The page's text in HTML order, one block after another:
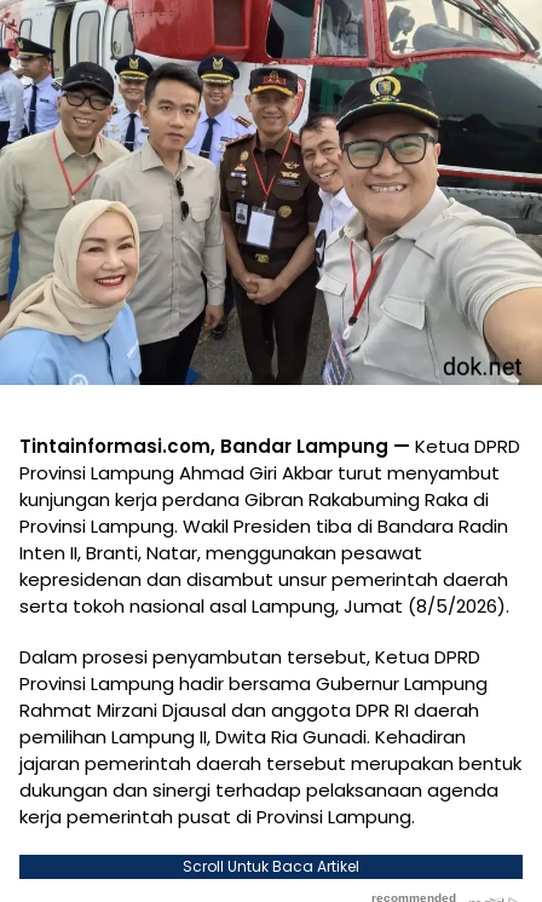
Tintainformasi.com, Bandar Lampung — Ketua DPRD
Provinsi Lampung Ahmad Giri Akbar turut menyambut
kunjungan kerja perdana Gibran Rakabuming Raka di
Provinsi Lampung. Wakil Presiden tiba di Bandara Radin
Inten II, Branti, Natar, menggunakan pesawat
kepresidenan dan disambut unsur pemerintah daerah
serta tokoh nasional asal Lampung, Jumat (8/5/2026).
Dalam prosesi penyambutan tersebut, Ketua DPRD
Provinsi Lampung hadir bersama Gubernur Lampung
Rahmat Mirzani Djausal dan anggota DPR RI daerah
pemilihan Lampung II, Dwita Ria Gunadi. Kehadiran
jajaran pemerintah daerah tersebut merupakan bentuk
dukungan dan sinergi terhadap pelaksanaan agenda
kerja pemerintah pusat di Provinsi Lampung.
Scroll Untuk Baca Artikel